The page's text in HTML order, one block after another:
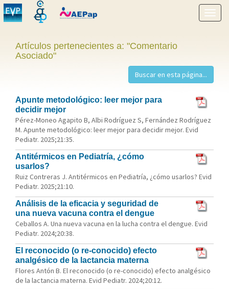
menú
Artículos pertenecientes a: "Comentario
Asociado"
Apunte metodológico: leer mejor para
decidir mejor
Pérez-Moneo Agapito B, Albi Rodríguez S, Fernández Rodríguez
M. Apunte metodológico: leer mejor para decidir mejor. Evid
Pediatr. 2025;21:35.
Antitérmicos en Pediatría, ¿cómo
usarlos?
Ruiz Contreras J. Antitérmicos en Pediatría, ¿cómo usarlos? Evid
Pediatr. 2025;21:10.
Análisis de la eficacia y seguridad de
una nueva vacuna contra el dengue
Ceballos A. Una nueva vacuna en la lucha contra el dengue. Evid
Pediatr. 2024;20:38.
El reconocido (o re-conocido) efecto
analgésico de la lactancia materna
Flores Antón B. El reconocido (o re-conocido) efecto analgésico
de la lactancia materna. Evid Pediatr. 2024;20:12.